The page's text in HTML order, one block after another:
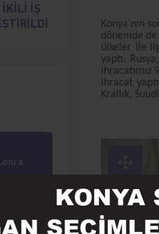
İKİLİ İŞ
Ödeme
Konya’nın
dönemde
ülkeler ile
yaptı.
ihracatımız
ihracat
Krallık,